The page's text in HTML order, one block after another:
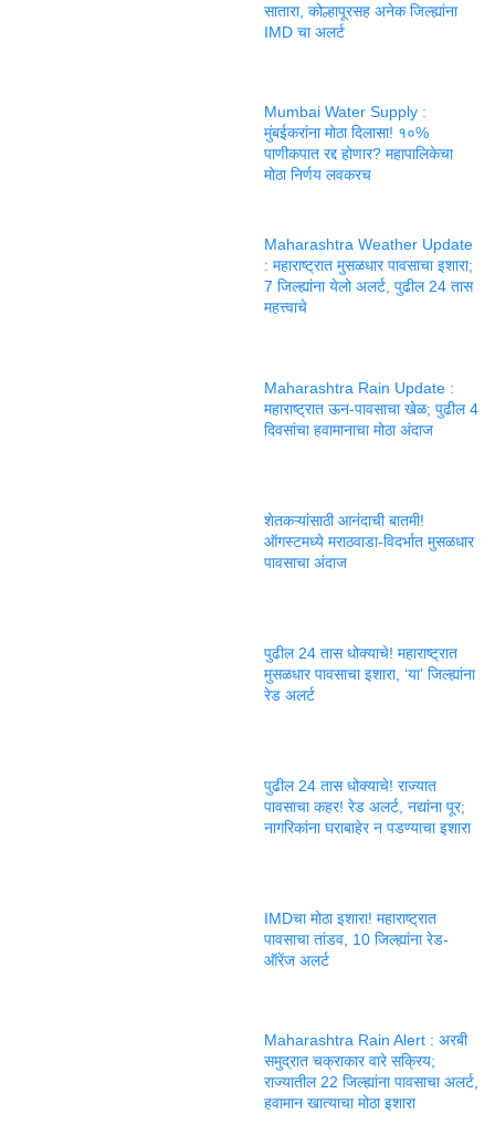
सातारा, कोल्हापूरसह अनेक जिल्ह्यांना
IMD चा अलर्ट
Mumbai Water Supply :
मुंबईकरांना मोठा दिलासा! १०%
पाणीकपात रद्द होणार? महापालिकेचा
मोठा निर्णय लवकरच
Maharashtra Weather Update
: महाराष्ट्रात मुसळधार पावसाचा इशारा;
7 जिल्ह्यांना येलो अलर्ट, पुढील 24 तास
महत्त्वाचे
Maharashtra Rain Update :
महाराष्ट्रात ऊन-पावसाचा खेळ; पुढील 4
दिवसांचा हवामानाचा मोठा अंदाज
शेतकऱ्यांसाठी आनंदाची बातमी!
ऑगस्टमध्ये मराठवाडा-विदर्भात मुसळधार
पावसाचा अंदाज
पुढील 24 तास धोक्याचे! महाराष्ट्रात
मुसळधार पावसाचा इशारा, ‘या’ जिल्ह्यांना
रेड अलर्ट
पुढील 24 तास धोक्याचे! राज्यात
पावसाचा कहर! रेड अलर्ट, नद्यांना पूर;
नागरिकांना घराबाहेर न पडण्याचा इशारा
IMDचा मोठा इशारा! महाराष्ट्रात
पावसाचा तांडव, 10 जिल्ह्यांना रेड-
ऑरेंज अलर्ट
Maharashtra Rain Alert : अरबी
समुद्रात चक्राकार वारे सक्रिय;
राज्यातील 22 जिल्ह्यांना पावसाचा अलर्ट,
हवामान खात्याचा मोठा इशारा